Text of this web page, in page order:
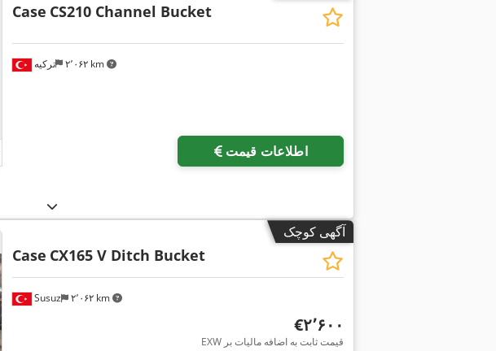
ترکیه ۲٬۰۶۲ km
Case CS210 Channel Bucket
اطلاعات قیمت
آگهی کوچک
Susuz ۲٬۰۶۲ km
Case CX165 V Ditch Bucket
‎€۲٬۶۰۰
EXW قیمت ثابت به اضافه مالیات بر